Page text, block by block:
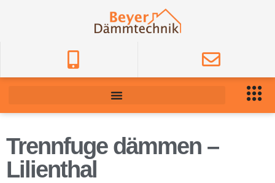
Trennfuge dämmen –
Lilienthal